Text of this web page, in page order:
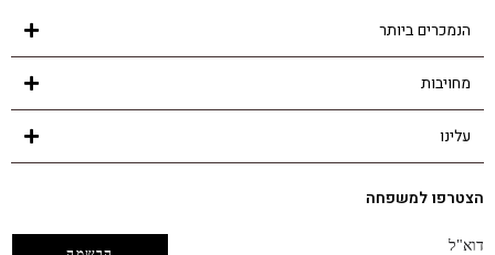
הנמכרים ביותר
מחויבות
עלינו
הצטרפו למשפחה
דוא"ל